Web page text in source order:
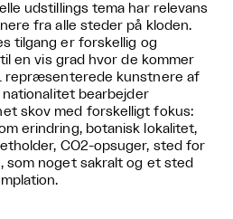
udstillings tema har relevans
fra alle steder på kloden.
tilgang er forskellig og
en vis grad hvor de kommer
repræsenterede kunstnere af
bearbejder
skov med forskelligt fokus:
erindring, botanisk lokalitet,
CO2-opsuger, sted for
som noget sakralt og et sted